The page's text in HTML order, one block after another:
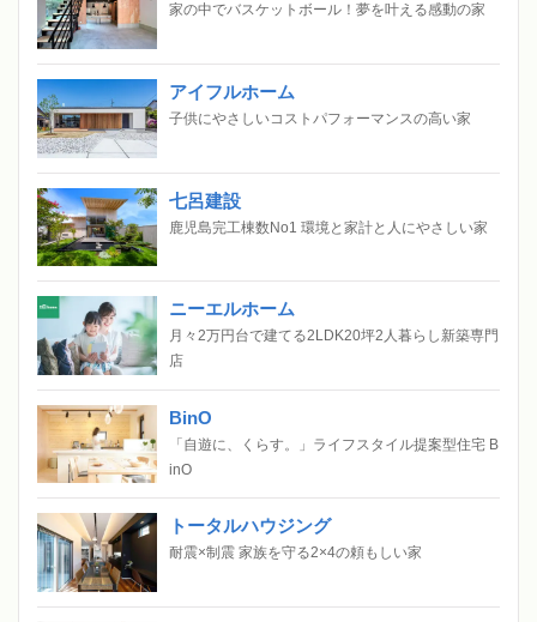
家の中でバスケットボール！夢を叶える感動の家
アイフルホーム
子供にやさしいコストパフォーマンスの高い家
七呂建設
鹿児島完工棟数No1 環境と家計と人にやさしい家
ニーエルホーム
月々2万円台で建てる2LDK20坪2人暮らし新築専門
店
BinO
「自遊に、くらす。」ライフスタイル提案型住宅 B
inO
トータルハウジング
耐震×制震 家族を守る2×4の頼もしい家